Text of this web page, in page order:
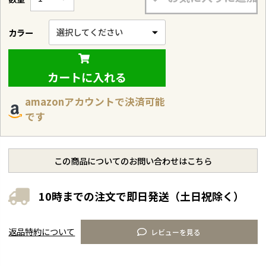
カラー
カートに入れる
amazonアカウントで決済可能
です
10時までの注文で即日発送（土日祝除く）
この商品についてのお問い合わせはこちら
レビューを見る
返品特約について